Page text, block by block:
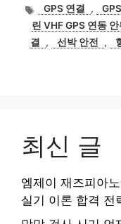
태
그
GPS 연결 ,
린 VHF GPS 연동 안
결
, 선박 안전 ,
최신 글
엠제이 재즈피아
실기 이론 합격 전